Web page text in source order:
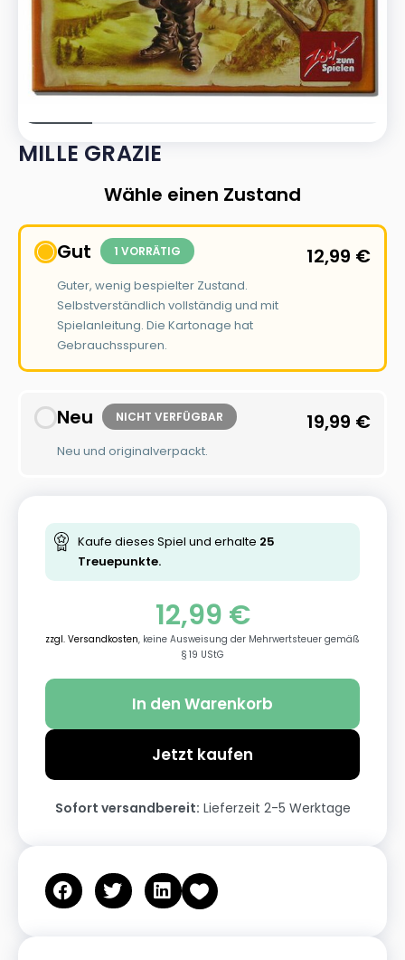
MILLE GRAZIE
Wähle einen Zustand
Gut 1 VORRÄTIG
Guter, wenig bespielter Zustand.
Selbstverständlich vollständig und mit
Spielanleitung. Die Kartonage hat
Gebrauchsspuren.
12,99 €
Neu NICHT VERFÜGBAR
Neu und originalverpackt.
19,99 €
Kaufe dieses Spiel und erhalte 25
Treuepunkte.
12,99 €
zzgl. Versandkosten, keine Ausweisung der Mehrwertsteuer gemäß
§ 19 UStG
In den Warenkorb
Jetzt kaufen
Sofort versandbereit: Lieferzeit 2-5 Werktage